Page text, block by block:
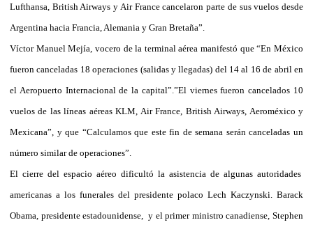
Lufthansa, British Airways y Air France cancelaron parte de sus vuelos desde
Argentina hacia Francia, Alemania y Gran Bretaña”.
Víctor Manuel Mejía, vocero de la terminal aérea manifestó que “En México
fueron canceladas 18 operaciones (salidas y llegadas) del 14 al 16 de abril en
el Aeropuerto Internacional de la capital”.”El viernes fueron cancelados 10
vuelos de las líneas aéreas KLM, Air France, British Airways, Aeroméxico y
Mexicana”, y que “Calculamos que este fin de semana serán canceladas un
número similar de operaciones”.
El cierre del espacio aéreo dificultó la asistencia de algunas autoridades
americanas a los funerales del presidente polaco Lech Kaczynski. Barack
Obama, presidente estadounidense, y el primer ministro canadiense, Stephen